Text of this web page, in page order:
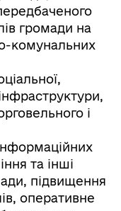
громади на
комунальних
і
та інші
підвищення
оперативне